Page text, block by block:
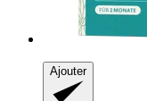
Ajouter